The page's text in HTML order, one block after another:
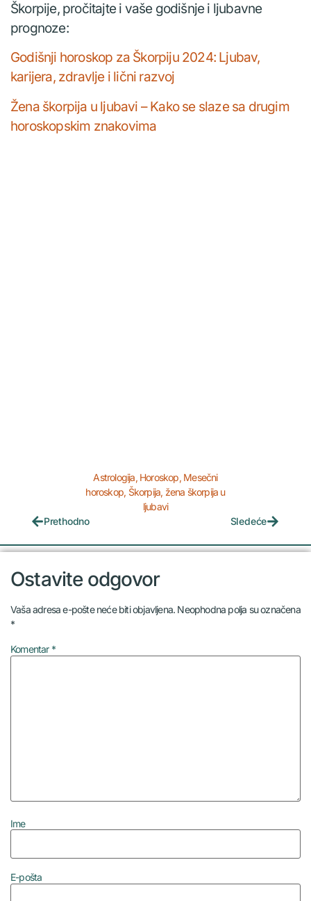
Škorpije, pročitajte i vaše godišnje i ljubavne
prognoze:
Godišnji horoskop za Škorpiju 2024: Ljubav,
karijera, zdravlje i lični razvoj
Žena škorpija u ljubavi – Kako se slaze sa drugim
horoskopskim znakovima
Astrologija, Horoskop, Mesečni
horoskop, Škorpija, žena škorpija u
ljubavi
Prethodno
Sledeće
Ostavite odgovor
Vaša adresa e-pošte neće biti objavljena. Neophodna polja su označena
*
Komentar *
Ime
E-pošta